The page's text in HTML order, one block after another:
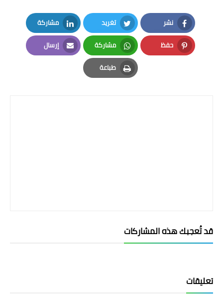
نشر
Facebook
تغريد
Twitter
مشاركة
LinkedIn
حفظ
Pinterest
مشاركة
Whatsapp
إرسال
Email
طباعة
Print
قد تُعجبك هذه المشاركات
تعليقات